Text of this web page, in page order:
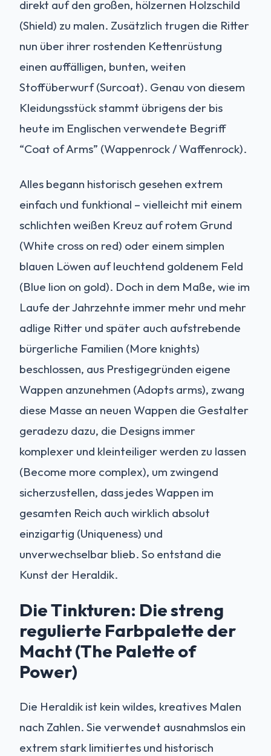
direkt auf den großen, hölzernen Holzschild
(Shield) zu malen. Zusätzlich trugen die Ritter
nun über ihrer rostenden Kettenrüstung
einen auffälligen, bunten, weiten
Stoffüberwurf (Surcoat). Genau von diesem
Kleidungsstück stammt übrigens der bis
heute im Englischen verwendete Begriff
“Coat of Arms” (Wappenrock / Waffenrock).
Alles begann historisch gesehen extrem
einfach und funktional – vielleicht mit einem
schlichten weißen Kreuz auf rotem Grund
(White cross on red) oder einem simplen
blauen Löwen auf leuchtend goldenem Feld
(Blue lion on gold). Doch in dem Maße, wie im
Laufe der Jahrzehnte immer mehr und mehr
adlige Ritter und später auch aufstrebende
bürgerliche Familien (More knights)
beschlossen, aus Prestigegründen eigene
Wappen anzunehmen (Adopts arms), zwang
diese Masse an neuen Wappen die Gestalter
geradezu dazu, die Designs immer
komplexer und kleinteiliger werden zu lassen
(Become more complex), um zwingend
sicherzustellen, dass jedes Wappen im
gesamten Reich auch wirklich absolut
einzigartig (Uniqueness) und
unverwechselbar blieb. So entstand die
Kunst der Heraldik.
Die Tinkturen: Die streng
regulierte Farbpalette der
Macht (The Palette of
Power)
Die Heraldik ist kein wildes, kreatives Malen
nach Zahlen. Sie verwendet ausnahmslos ein
extrem stark limitiertes und historisch